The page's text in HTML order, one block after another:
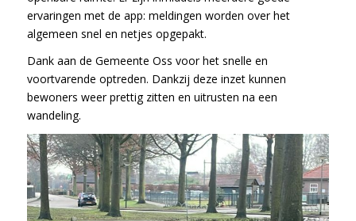
ervaringen met de app: meldingen worden over het
algemeen snel en netjes opgepakt.
Dank aan de Gemeente Oss voor het snelle en
voortvarende optreden. Dankzij deze inzet kunnen
bewoners weer prettig zitten en uitrusten na een
wandeling.